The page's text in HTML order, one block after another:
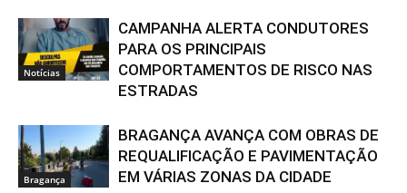
Notícias
CAMPANHA ALERTA CONDUTORES
PARA OS PRINCIPAIS
COMPORTAMENTOS DE RISCO NAS
ESTRADAS
Bragança
BRAGANÇA AVANÇA COM OBRAS DE
REQUALIFICAÇÃO E PAVIMENTAÇÃO
EM VÁRIAS ZONAS DA CIDADE